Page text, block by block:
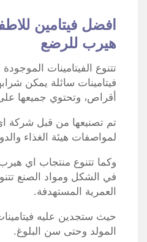
افضل فيتامين
هيرب للرضع
تتنوع الفيتامينات
فيتامينات سائلة يمكن
أقراص، وتحتوي جميعها
تم تصنيعها من قبل شركة
لمواصفات هيئة الغذاء
وكما تتنوع منتجاب اي
في الشكل ومواد الصنع
العمرية المستهدفة.
حيث ستجدين عليه
المولد وحتى سن البلوغ.